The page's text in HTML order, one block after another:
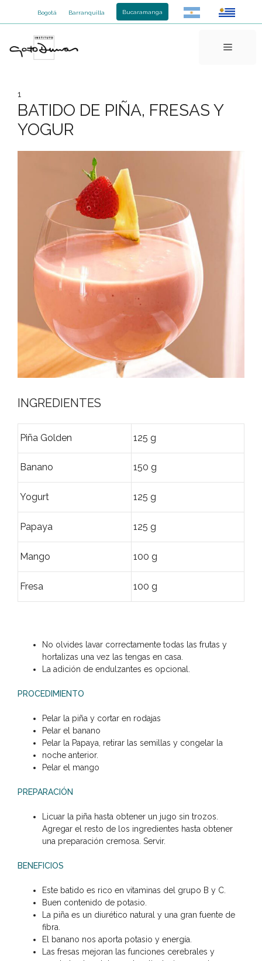
Bogotá Barranquilla Bucaramanga
Menú
1
BATIDO DE PIÑA, FRESAS Y
YOGUR
INGREDIENTES
Piña Golden 125 g
Banano 150 g
Yogurt 125 g
Papaya 125 g
Mango 100 g
Fresa 100 g
No olvides lavar correctamente todas las frutas y
hortalizas una vez las tengas en casa.
La adición de endulzantes es opcional.
PROCEDIMIENTO
Pelar la piña y cortar en rodajas
Pelar el banano
Pelar la Papaya, retirar las semillas y congelar la
noche anterior.
Pelar el mango
PREPARACIÓN
Licuar la piña hasta obtener un jugo sin trozos.
Agregar el resto de los ingredientes hasta obtener
una preparación cremosa. Servir.
BENEFICIOS
Este batido es rico en vitaminas del grupo B y C.
Buen contenido de potasio.
La piña es un diurético natural y una gran fuente de
fibra.
El banano nos aporta potasio y energía.
Las fresas mejoran las funciones cerebrales y